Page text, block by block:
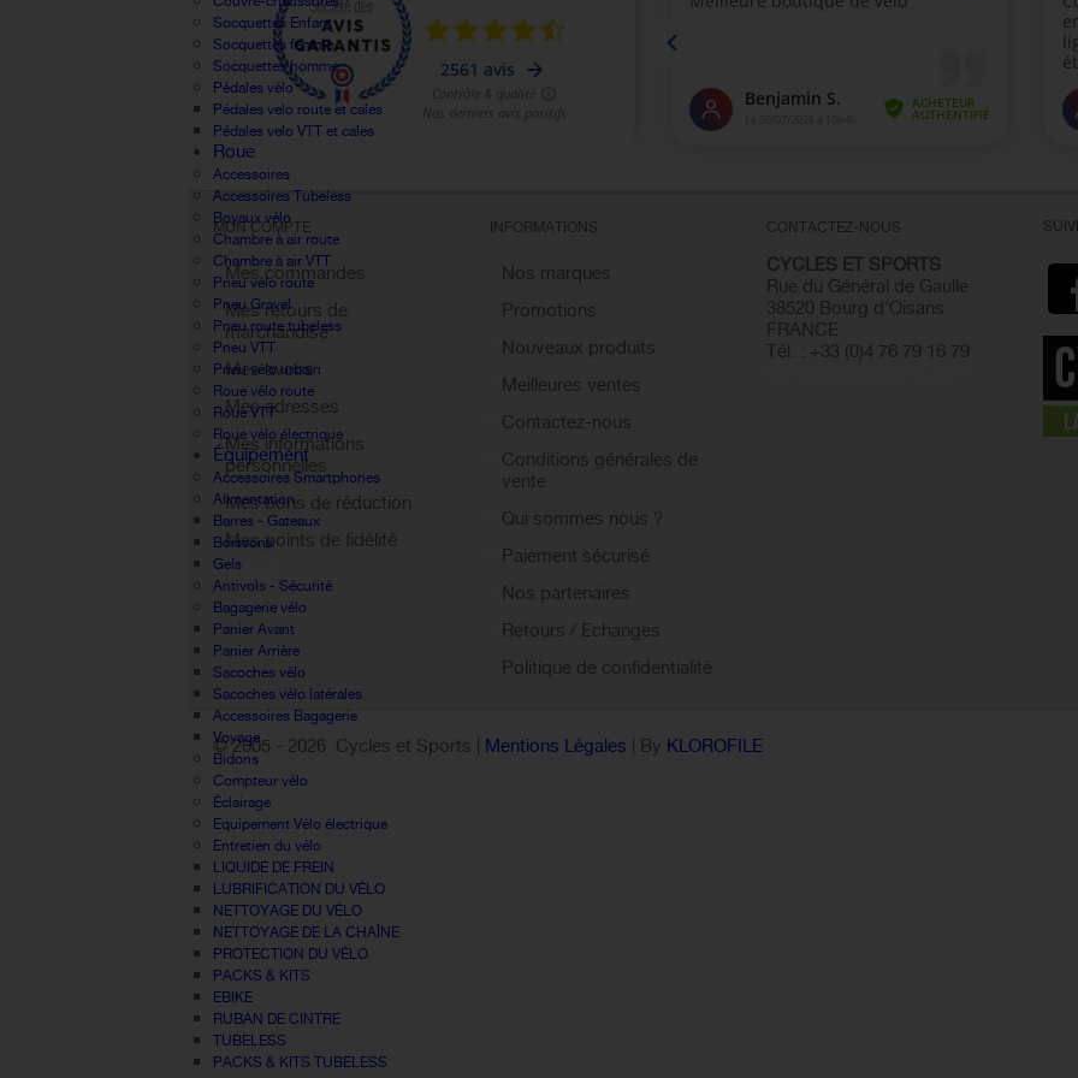
Socquettes Enfant
Socquettes femme
Socquettes homme
Pédales vélo
Pédales velo route et cales
Pédales velo VTT et cales
Roue
Accessoires
Accessoires Tubeless
Boyaux vélo
Chambre à air route
Chambre à air VTT
Pneu vélo route
Pneu Gravel
Pneu route tubeless
Pneu VTT
Pneu vélo urbain
Roue vélo route
Roue VTT
Roue vélo électrique
Équipement
Accessoires Smartphones
Alimentation
Barres - Gateaux
Boissons
Gels
Antivols - Sécurité
Bagagerie vélo
Panier Avant
Panier Arrière
Sacoches vélo
Sacoches vélo latérales
Accessoires Bagagerie
Voyage
Bidons
Compteur vélo
Éclairage
Equipement Vélo électrique
Entretien du vélo
LIQUIDE DE FREIN
LUBRIFICATION DU VÉLO
NETTOYAGE DU VÉLO
NETTOYAGE DE LA CHAÎNE
PROTECTION DU VÉLO
PACKS & KITS
EBIKE
RUBAN DE CINTRE
TUBELESS
PACKS & KITS TUBELESS
MON COMPTE
Mes commandes
Mes retours de
marchandise
Mes avoirs
Mes adresses
Mes informations
personnelles
Mes bons de réduction
Mes points de fidélité
Sign out
INFORMATIONS
Nos marques
Promotions
Nouveaux produits
Meilleures ventes
Contactez-nous
Conditions générales de
vente
Qui sommes nous ?
Paiement sécurisé
Nos partenaires
Retours / Echanges
Politique de confidentialité
CONTACTEZ-NOUS
CYCLES ET SPORTS
Rue du Général de Gaulle
38520 Bourg d'Oisans
FRANCE
Tél. : +33 (0)4 76 79 16 79
© 2005 - 2026 Cycles et Sports | Mentions Légales | By KLOROFILE